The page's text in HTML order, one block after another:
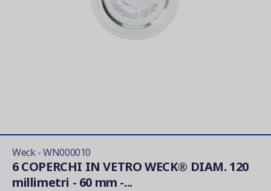
Weck - WN000010
6 COPERCHI IN VETRO WECK® DIAM. 120
millimetri - 60 mm -...